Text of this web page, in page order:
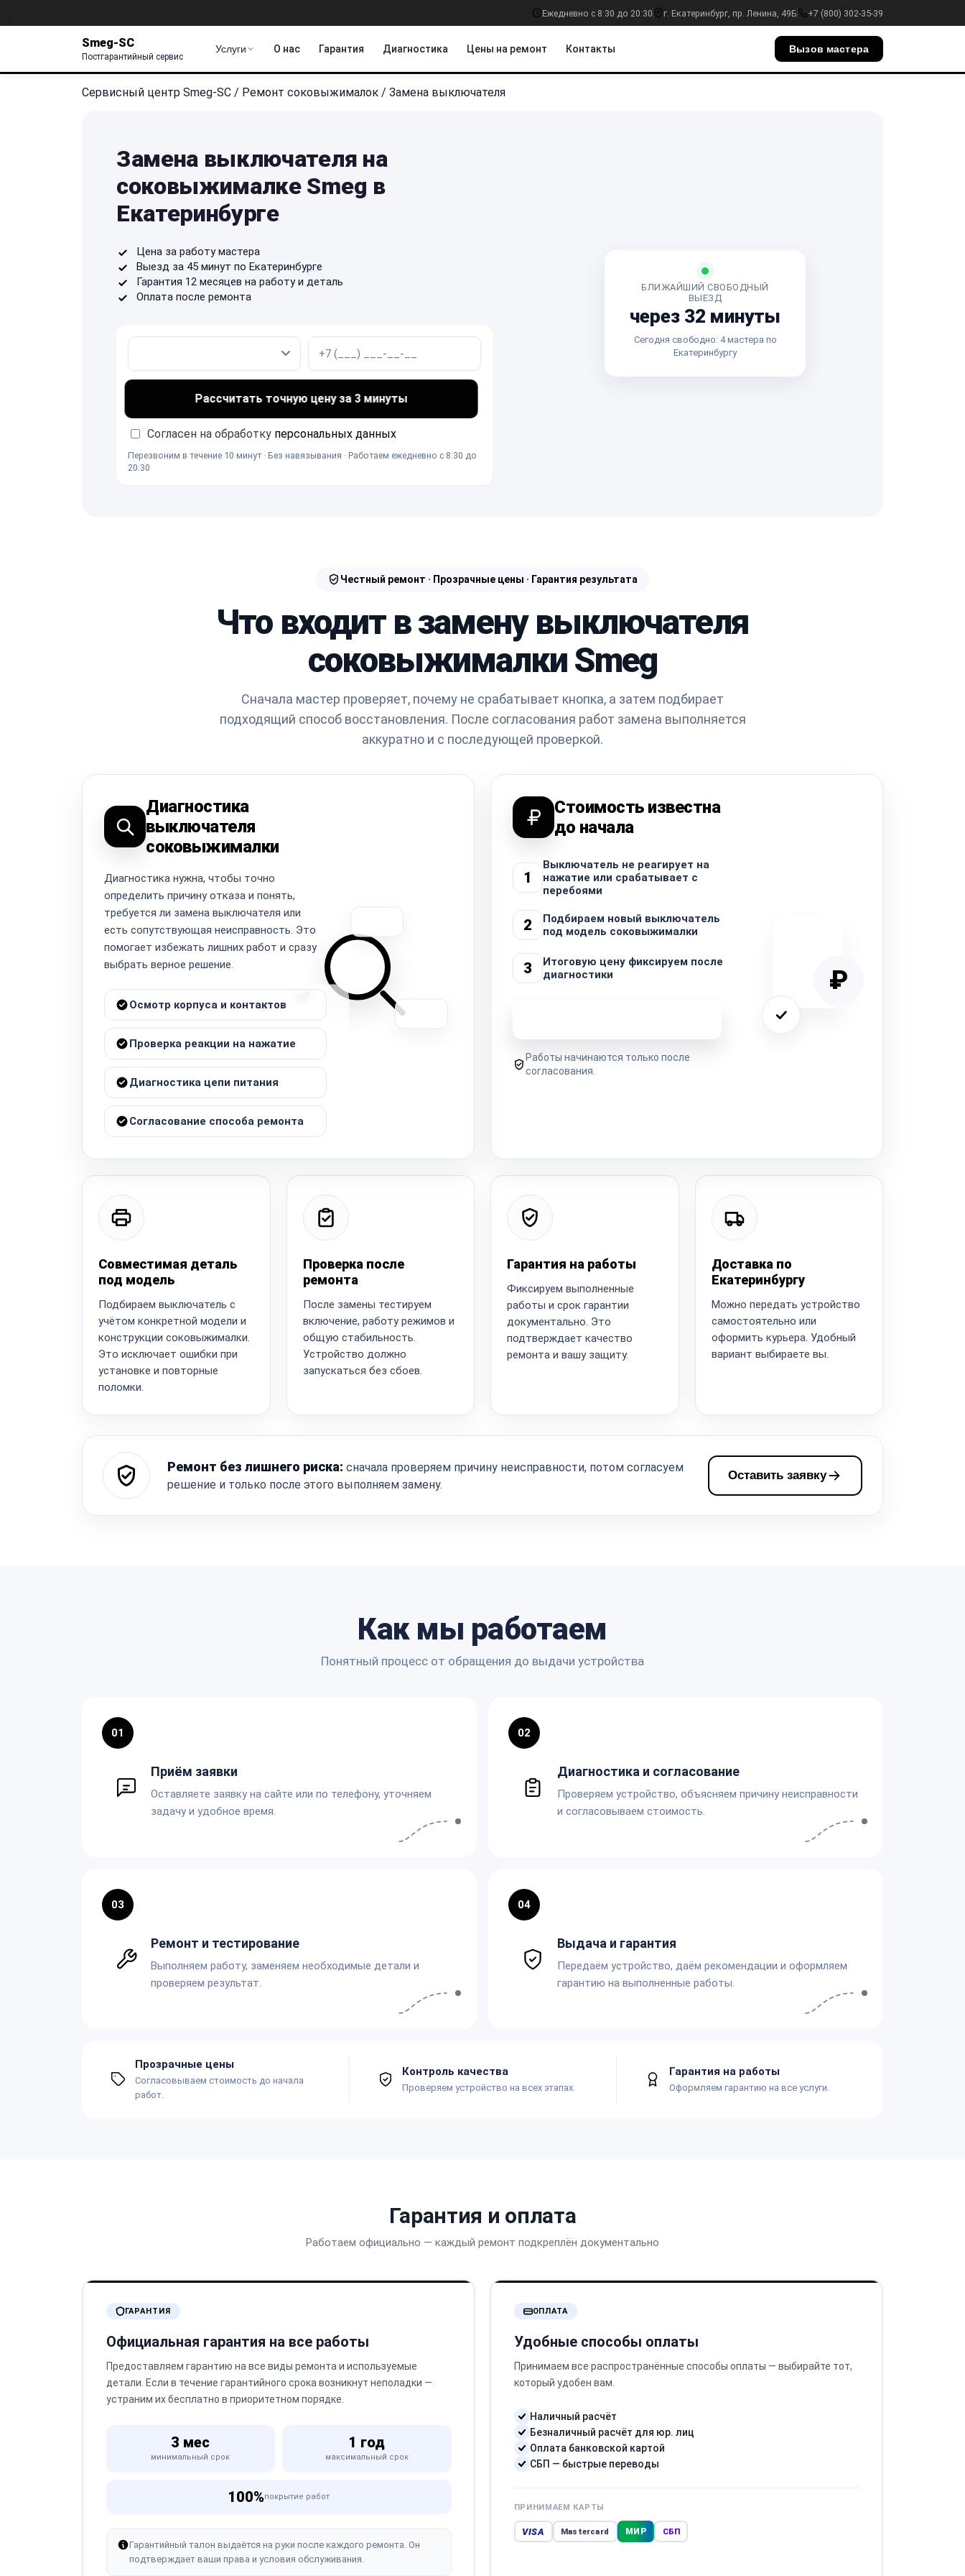
Ежедневно с 8:30 до 20:30 г. Екатеринбург, пр. Ленина, 49Б +7 (800) 302-35-39
Smeg-SC
Постгарантийный сервис
Услуги О нас Гарантия Диагностика Цены на ремонт Контакты Вызов мастера
Сервисный центр Smeg-SC / Ремонт соковыжималок / Замена выключателя
Замена выключателя на
соковыжималке Smeg в
Екатеринбурге
Цена за работу мастера
Выезд за 45 минут по Екатеринбурге
Гарантия 12 месяцев на работу и деталь
Оплата после ремонта
Рассчитать точную цену за 3 минуты
Согласен на обработку персональных данных
Перезвоним в течение 10 минут · Без навязывания · Работаем ежедневно с 8:30 до
20:30
БЛИЖАЙШИЙ СВОБОДНЫЙ
ВЫЕЗД
через 32 минуты
Сегодня свободно: 4 мастера по
Екатеринбургу
Честный ремонт · Прозрачные цены · Гарантия результата
Что входит в замену выключателя
соковыжималки Smeg
Сначала мастер проверяет, почему не срабатывает кнопка, а затем подбирает
подходящий способ восстановления. После согласования работ замена выполняется
аккуратно и с последующей проверкой.
Диагностика
выключателя
соковыжималки
Диагностика нужна, чтобы точно
определить причину отказа и понять,
требуется ли замена выключателя или
есть сопутствующая неисправность. Это
помогает избежать лишних работ и сразу
выбрать верное решение.
Осмотр корпуса и контактов
Проверка реакции на нажатие
Диагностика цепи питания
Согласование способа ремонта
Стоимость известна
до начала
1
Выключатель не реагирует на
нажатие или срабатывает с
перебоями
2
Подбираем новый выключатель
под модель соковыжималки
3
Итоговую цену фиксируем после
диагностики
Работы начинаются только после
согласования.
₽
Совместимая деталь
под модель
Подбираем выключатель с
учётом конкретной модели и
конструкции соковыжималки.
Это исключает ошибки при
установке и повторные
поломки.
Проверка после
ремонта
После замены тестируем
включение, работу режимов и
общую стабильность.
Устройство должно
запускаться без сбоев.
Гарантия на работы
Фиксируем выполненные
работы и срок гарантии
документально. Это
подтверждает качество
ремонта и вашу защиту.
Доставка по
Екатеринбургу
Можно передать устройство
самостоятельно или
оформить курьера. Удобный
вариант выбираете вы.
Ремонт без лишнего риска: сначала проверяем причину неисправности, потом согласуем
решение и только после этого выполняем замену.
Оставить заявку
Как мы работаем
Понятный процесс от обращения до выдачи устройства
01
Приём заявки
Оставляете заявку на сайте или по телефону, уточняем
задачу и удобное время.
02
Диагностика и согласование
Проверяем устройство, объясняем причину неисправности
и согласовываем стоимость.
03
Ремонт и тестирование
Выполняем работу, заменяем необходимые детали и
проверяем результат.
04
Выдача и гарантия
Передаём устройство, даём рекомендации и оформляем
гарантию на выполненные работы.
Прозрачные цены
Согласовываем стоимость до начала
работ.
Контроль качества
Проверяем устройство на всех этапах.
Гарантия на работы
Оформляем гарантию на все услуги.
Гарантия и оплата
Работаем официально — каждый ремонт подкреплён документально
ГАРАНТИЯ
Официальная гарантия на все работы
Предоставляем гарантию на все виды ремонта и используемые
детали. Если в течение гарантийного срока возникнут неполадки —
устраним их бесплатно в приоритетном порядке.
3 мес
минимальный срок
1 год
максимальный срок
100%покрытие работ
Гарантийный талон выдаётся на руки после каждого ремонта. Он
подтверждает ваши права и условия обслуживания.
ОПЛАТА
Удобные способы оплаты
Принимаем все распространённые способы оплаты — выбирайте тот,
который удобен вам.
Наличный расчёт
Безналичный расчёт для юр. лиц
Оплата банковской картой
СБП — быстрые переводы
ПРИНИМАЕМ КАРТЫ
VISA Mastercard МИР СБП